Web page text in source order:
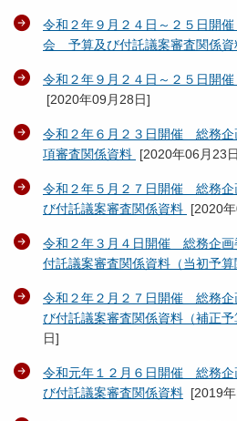
令和２年９月２４日～２５日開
会 予算及び付託議案審査関係資
令和２年９月２４日～２５日
[2020年09月28日]
令和２年６月２３日開催 総務
項審査関係資料 [2020年06月23日
令和２年５月２７日開催 総務
び付託議案審査関係資料 [2020
令和２年３月４日開催 総務企
付託議案審査関係資料（当初予算
令和２年２月２７日開催 総務
び付託議案審査関係資料（補正予
日]
令和元年１２月６日開催 総務
び付託議案審査関係資料 [2019